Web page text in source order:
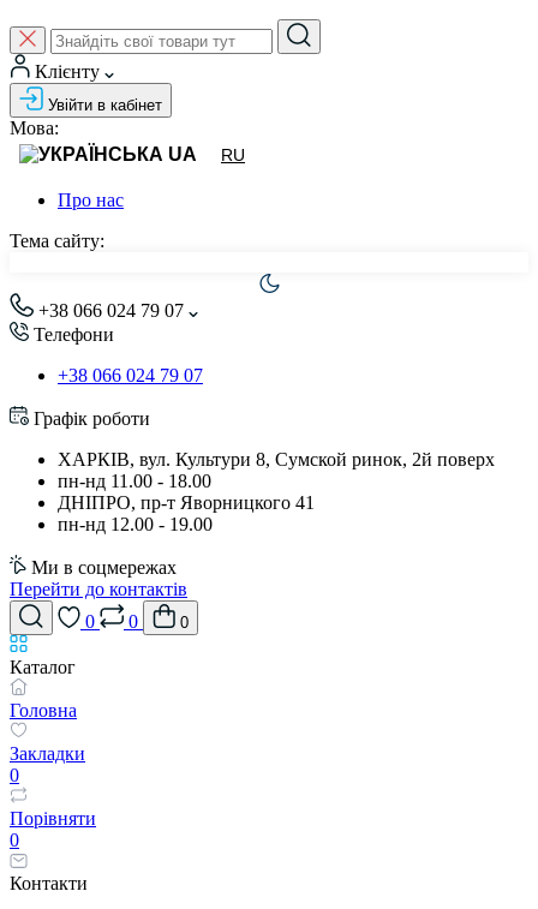
Клієнту
Увійти в кабінет
Мова:
UA
RU
Про нас
Тема сайту:
+38 066 024 79 07
Телефони
+38 066 024 79 07
Графік роботи
ХАРКІВ, вул. Культури 8, Сумской ринок, 2й поверх
пн-нд 11.00 - 18.00
ДНІПРО, пр-т Яворницкого 41
пн-нд 12.00 - 19.00
Ми в соцмережах
Перейти до контактів
0
0 0
Каталог
Головна
Закладки
0
Порівняти
0
Контакти